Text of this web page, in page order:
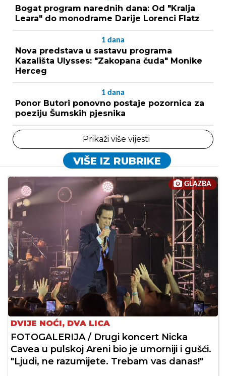
Bogat program narednih dana: Od "Kralja
Leara" do monodrame Darije Lorenci Flatz
1 dana
Nova predstava u sastavu programa
Kazališta Ulysses: "Zakopana čuda" Monike
Herceg
1 dana
Ponor Butori ponovno postaje pozornica za
poeziju Šumskih pjesnika
Prikaži više vijesti
VIŠE IZ RUBRIKE
GLAZBA
DVIJE NOĆI, DVA LICA
FOTOGALERIJA / Drugi koncert Nicka
Cavea u pulskoj Areni bio je umorniji i gušći.
"Ljudi, ne razumijete. Trebam vas danas!"